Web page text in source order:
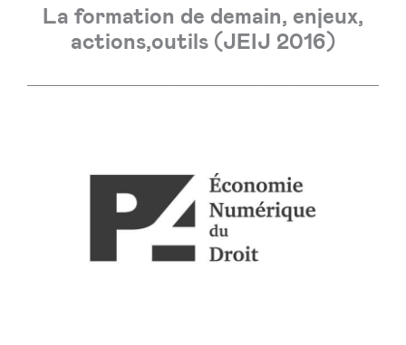
La formation de demain, enjeux,
actions,outils (JEIJ 2016)